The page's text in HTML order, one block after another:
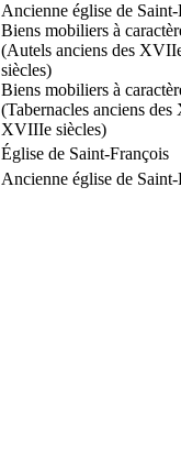
Ancienne église de Saint-
Biens mobiliers à
(Autels anciens des
siècles)
Biens mobiliers à
(Tabernacles anciens
XVIIIe siècles)
Église de Saint-François
Ancienne église de Saint-